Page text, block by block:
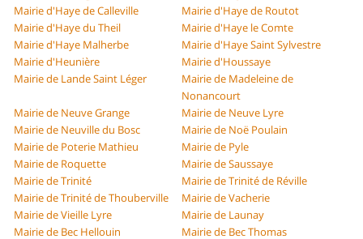
Mairie d'Haye de Calleville
Mairie d'Haye de Routot
Mairie d'Haye du Theil
Mairie d'Haye le Comte
Mairie d'Haye Malherbe
Mairie d'Haye Saint Sylvestre
Mairie d'Heunière
Mairie d'Houssaye
Mairie de Lande Saint Léger
Mairie de Madeleine de
Nonancourt
Mairie de Neuve Grange
Mairie de Neuve Lyre
Mairie de Neuville du Bosc
Mairie de Noë Poulain
Mairie de Poterie Mathieu
Mairie de Pyle
Mairie de Roquette
Mairie de Saussaye
Mairie de Trinité
Mairie de Trinité de Réville
Mairie de Trinité de Thouberville
Mairie de Vacherie
Mairie de Vieille Lyre
Mairie de Launay
Mairie de Bec Hellouin
Mairie de Bec Thomas